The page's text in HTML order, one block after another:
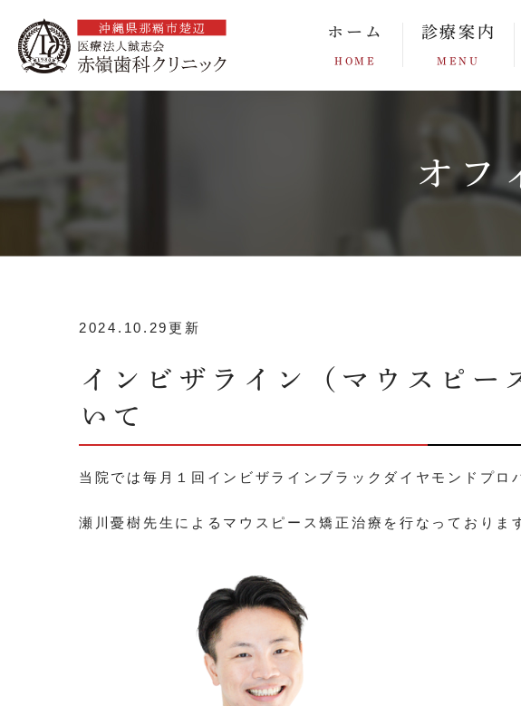
ホーム
HOME
診療案内
MENU
オフ
2024.10.29更新
インビザライン（マウスピー
いて
当院では毎月１回インビザラインブラックダイヤモンドプロ
瀬川憂樹​先生によるマウスピース矯正治療を行なっておりま